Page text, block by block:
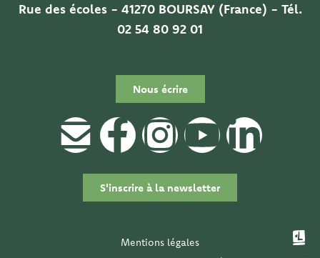
Rue des écoles - 41270 BOURSAY (France) - Tél.
02 54 80 92 01
Nous écrire
E
n
v
F
a
c
e
I
n
s
t
Y
o
u
L
S'inscrire à la newsletter
Mentions légales